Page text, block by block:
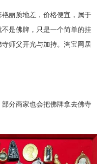
艳丽质地差，价格便宜，属于
是佛牌，只是一个简单的挂
师父开光与加持。淘宝网居
部分商家也会把佛牌拿去佛寺